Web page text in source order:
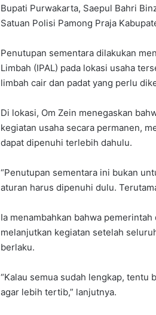
Bupati Purwakarta, Saepul Bahri
Satuan Polisi Pamong Praja
Penutupan sementara dilakukan
Limbah (IPAL) pada lokasi usaha
limbah cair dan padat yang perlu
Di lokasi, Om Zein menegaskan
kegiatan usaha secara permanen,
dapat dipenuhi terlebih dahulu.
“Penutupan sementara ini bukan
aturan harus dipenuhi dulu.
Ia menambahkan bahwa
melanjutkan kegiatan setelah
berlaku.
“Kalau semua sudah lengkap, tentu
agar lebih tertib,” lanjutnya.